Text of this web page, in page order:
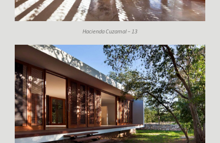
Hacienda Cuzamal – 13